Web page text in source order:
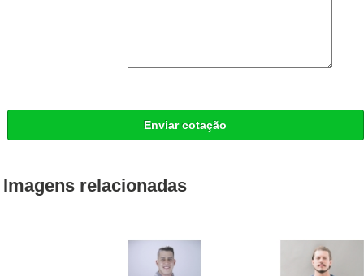
Enviar cotação
Imagens relacionadas